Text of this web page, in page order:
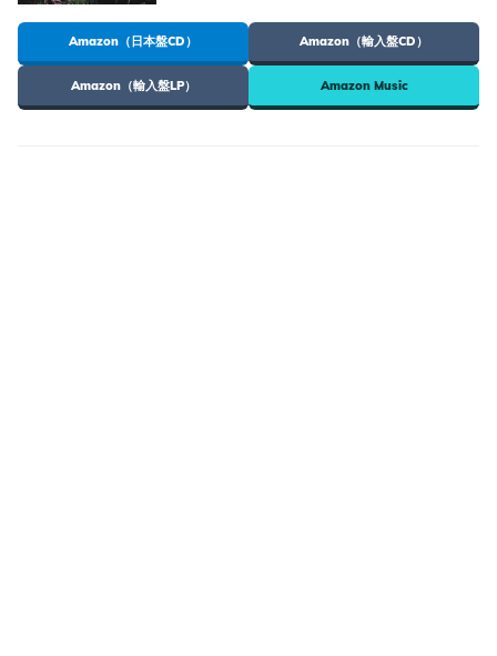
Amazon（日本盤CD） Amazon（輸入盤CD）
Amazon（輸入盤LP） Amazon Music